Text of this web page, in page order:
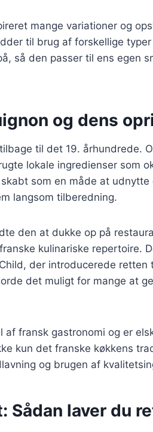
mange variationer og
til brug af forskellige
så den passer til ens egen
og dens
til det 19. århundrede.
lokale ingredienser som
som en måde at udnytte
langsom tilberedning.
den at dukke op på
kulinariske repertoire.
der introducerede retten
det muligt for mange at
fransk gastronomi og er
kun det franske køkkens
og brugen af
Sådan laver du